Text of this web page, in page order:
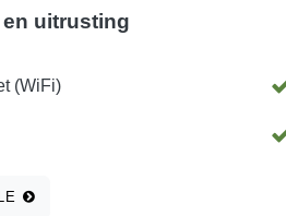
uitrusting
(WiFi)